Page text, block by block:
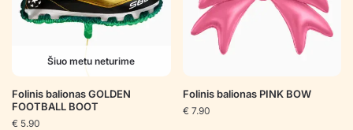
Šiuo metu neturime
Folinis balionas GOLDEN
FOOTBALL BOOT
€ 5.90
Folinis balionas PINK BOW
€ 7.90